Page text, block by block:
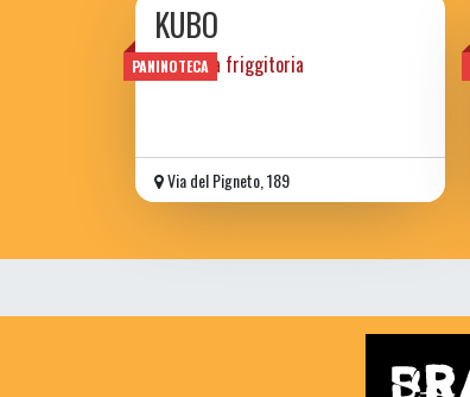
PANINOTECA
KUBO
panineria friggitoria
Via del Pigneto, 189